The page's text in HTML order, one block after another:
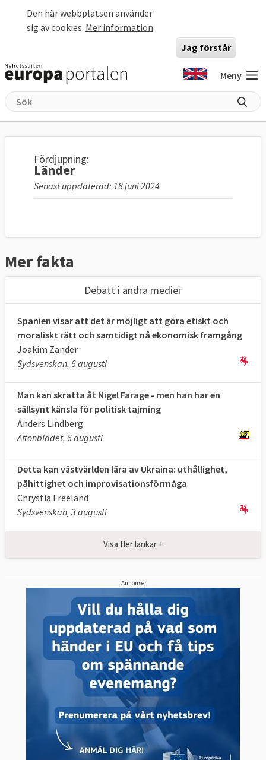
Den här webbplatsen använder
sig av cookies. Mer information
Jag förstår
Meny
Fördjupning:
Länder
Senast uppdaterad: 18 juni 2024
Mer fakta
Debatt i andra medier
Spanien visar att det är möjligt att göra etiskt och
moraliskt rätt och samtidigt nå ekonomisk framgång
Joakim Zander
Sydsvenskan, 6 augusti
Man kan skratta åt Nigel Farage - men han har en
sällsynt känsla för politisk tajming
Anders Lindberg
Aftonbladet, 6 augusti
Detta kan västvärlden lära av Ukraina: uthållighet,
påhittighet och improvisationsförmåga
Chrystia Freeland
Sydsvenskan, 3 augusti
Visa fler länkar +
Annonser